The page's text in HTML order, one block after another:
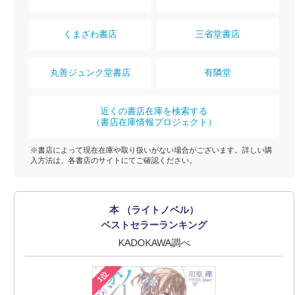
くまざわ書店 三省堂書店
丸善ジュンク堂書店 有隣堂
近くの書店在庫を検索する
（書店在庫情報プロジェクト）
※書店によって現在在庫や取り扱いがない場合がございます。詳しい購
入方法は、各書店のサイトにてご確認ください。
本 （ライトノベル）
ベストセラーランキング
KADOKAWA調べ
1位